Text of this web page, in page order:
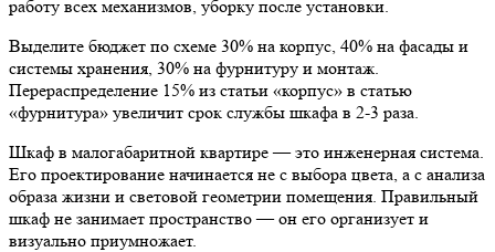
работу всех механизмов, уборку после установки.
Выделите бюджет по схеме 30% на корпус, 40% на фасады и
системы хранения, 30% на фурнитуру и монтаж.
Перераспределение 15% из статьи «корпус» в статью
«фурнитура» увеличит срок службы шкафа в 2-3 раза.
Шкаф в малогабаритной квартире — это инженерная система.
Его проектирование начинается не с выбора цвета, а с анализа
образа жизни и световой геометрии помещения. Правильный
шкаф не занимает пространство — он его организует и
визуально приумножает.